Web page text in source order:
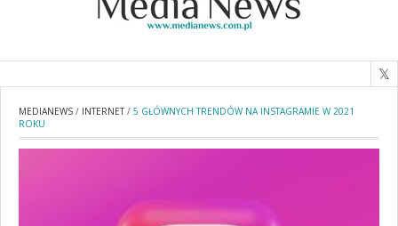
MEDIANEWS / INTERNET/ 5 GŁÓWNYCH TRENDÓW NA INSTAGRAMIE W 2021
ROKU